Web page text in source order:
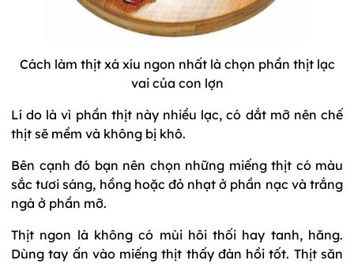
Cách làm thịt xá xíu ngon nhất là chọn phần thịt lạc
vai của con lợn
Lí do là vì phần thịt này nhiều lạc, có dắt mỡ nên chế
thịt sẽ mềm và không bị khô.
Bên cạnh đó bạn nên chọn những miếng thịt có màu
sắc tươi sáng, hồng hoặc đỏ nhạt ở phần nạc và trắng
ngà ở phần mỡ.
Thịt ngon là không có mùi hôi thối hay tanh, hăng.
Dùng tay ấn vào miếng thịt thấy đàn hồi tốt. Thịt săn